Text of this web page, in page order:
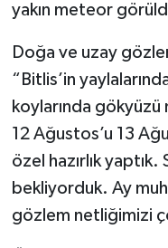
yakın meteor
Doğa ve uzay
“Bitlis’in
koylarında gökyüzü
12 Ağustos’u 13
özel hazırlık
bekliyorduk. Ay
gözlem netliğimizi